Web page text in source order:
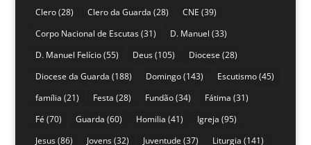
Clero(28) Clero da Guarda (28) CNE (39)
Corpo Nacional de Escutas(31) D. Manuel (33)
D. Manuel Felício(55) Deus(105) Diocese (28)
Diocese da Guarda (188) Domingo(143) Escutismo(45)
família (21) Festa (28) Fundão(34) Fátima (31)
Fé (70) Guarda (60) Homilia (41) Igreja (95)
Jesus(86) Jovens(32) Juventude (37) Liturgia (141)